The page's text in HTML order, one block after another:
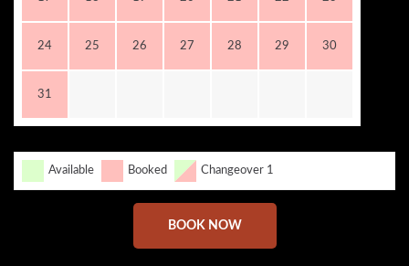
24 25 26 27 28 29 30
31
Available Booked Changeover 1
BOOK NOW